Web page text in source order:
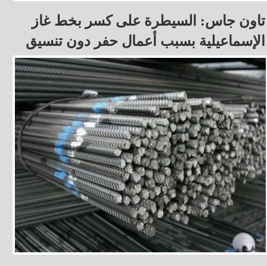
تاون جاس: السيطرة على كسر بخط غاز
الإسماعيلية بسبب أعمال حفر دون تنسيق